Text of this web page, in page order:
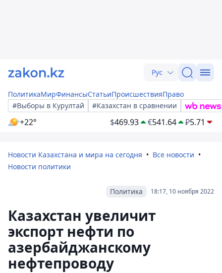
Рус
ПолитикаМирФинансыСтатьиПроисшествияПраво
#Выборы в Курултай
#Казахстан в сравнении
+22° $469.93 €541.64 ₽5.71
Новости Казахстана и мира на сегодня
Все новости
Новости политики
18:17, 10 ноября 2022
Политика
Казахстан увеличит
экспорт нефти по
азербайджанскому
нефтепроводу